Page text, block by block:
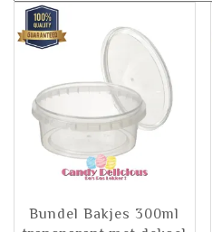
Bundel Bakjes 300ml